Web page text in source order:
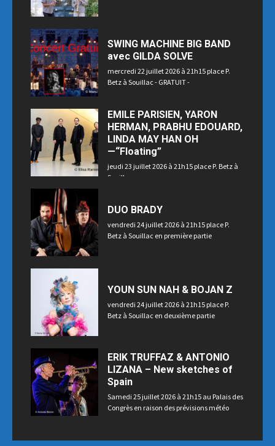
SWING MACHINE BIG BAND
avec GILDA SOLVE
mercredi 22 juillet 2026 à 21h15 place P.
Betz à Souillac - GRATUIT -
EMILE PARISIEN, YARON
HERMAN, PRABHU EDOUARD,
LINDA MAY HAN OH
—“Floating”
jeudi 23 juillet 2026 à 21h15 place P. Betz à
Souillac
DUO BRADY
vendredi 24 juillet 2026 à 21h15 place P.
Betz à Souillac en première partie
YOUN SUN NAH & BOJAN Z
vendredi 24 juillet 2026 à 21h15 place P.
Betz à Souillac en deuxième partie
ERIK TRUFFAZ & ANTONIO
LIZANA – New sketches of
Spain
Samedi 25 juillet 2026 à 21h15 au Palais des
Congrès en raison des prévisions météo